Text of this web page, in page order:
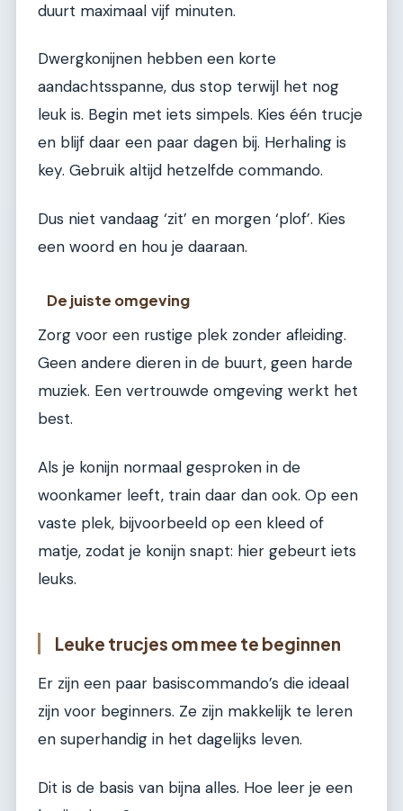
duurt maximaal vijf minuten.
Dwergkonijnen hebben een korte
aandachtsspanne, dus stop terwijl het nog
leuk is. Begin met iets simpels. Kies één trucje
en blijf daar een paar dagen bij. Herhaling is
key. Gebruik altijd hetzelfde commando.
Dus niet vandaag ‘zit’ en morgen ‘plof’. Kies
een woord en hou je daaraan.
De juiste omgeving
Zorg voor een rustige plek zonder afleiding.
Geen andere dieren in de buurt, geen harde
muziek. Een vertrouwde omgeving werkt het
best.
Als je konijn normaal gesproken in de
woonkamer leeft, train daar dan ook. Op een
vaste plek, bijvoorbeeld op een kleed of
matje, zodat je konijn snapt: hier gebeurt iets
leuks.
Leuke trucjes om mee te beginnen
Er zijn een paar basiscommando’s die ideaal
zijn voor beginners. Ze zijn makkelijk te leren
en superhandig in het dagelijks leven.
Dit is de basis van bijna alles. Hoe leer je een